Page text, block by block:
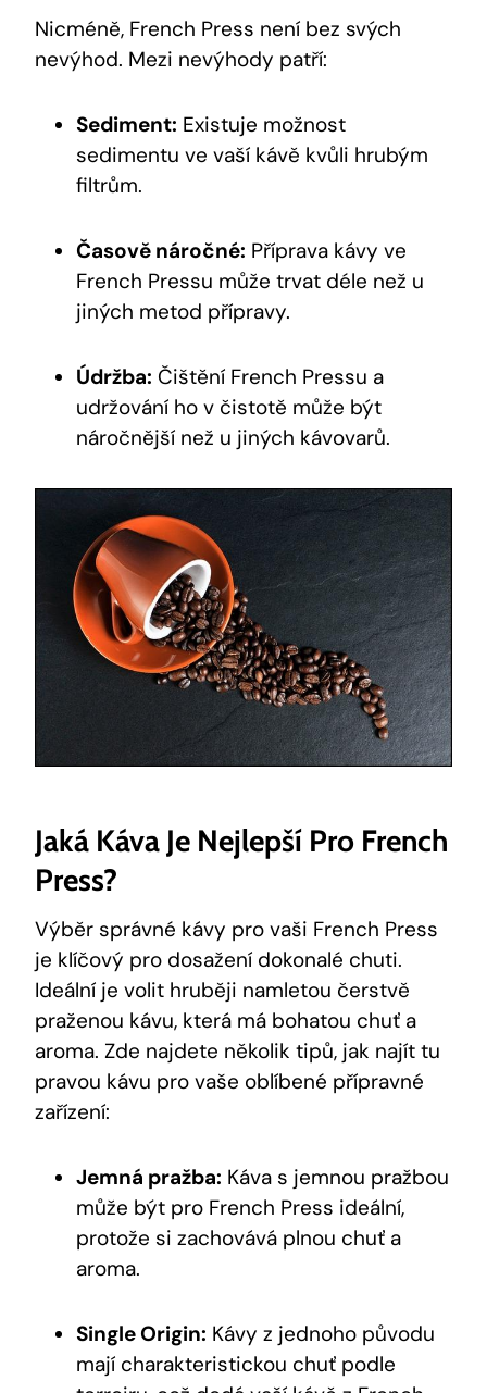
Nicméně, French Press není bez svých
nevýhod. Mezi nevýhody patří:
Sediment: Existuje možnost
sedimentu ve vaší kávě kvůli hrubým
filtrům.
Časově náročné: Příprava kávy ve
French Pressu může trvat déle než u
jiných metod přípravy.
Údržba: Čištění French Pressu a
udržování ho v čistotě může být
náročnější než u jiných kávovarů.
Jaká Káva Je Nejlepší Pro French
Press?
Výběr správné kávy pro vaši French Press
je klíčový pro dosažení dokonalé chuti.
Ideální je volit hruběji namletou čerstvě
praženou kávu, která má bohatou chuť a
aroma. Zde najdete několik tipů, jak najít tu
pravou kávu pro vaše oblíbené přípravné
zařízení:
Jemná pražba: Káva s jemnou pražbou
může být pro French Press ideální,
protože si zachovává plnou chuť a
aroma.
Single Origin: Kávy z jednoho původu
mají charakteristickou chuť podle